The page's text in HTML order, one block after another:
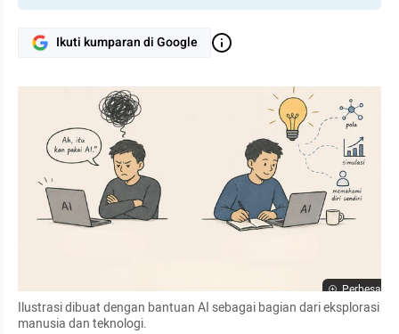
Ikuti kumparan di Google
Perbesar
Ilustrasi dibuat dengan bantuan AI sebagai bagian dari eksplorasi
manusia dan teknologi.